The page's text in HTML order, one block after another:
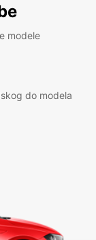
modele
do modela